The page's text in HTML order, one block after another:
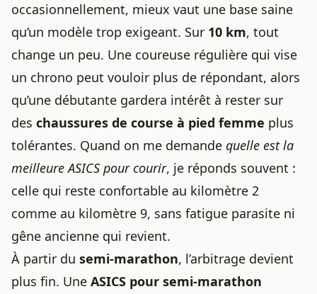
occasionnellement, mieux vaut une base saine
qu’un modèle trop exigeant. Sur 10 km, tout
change un peu. Une coureuse régulière qui vise
un chrono peut vouloir plus de répondant, alors
qu’une débutante gardera intérêt à rester sur
des chaussures de course à pied femme plus
tolérantes. Quand on me demande quelle est la
meilleure ASICS pour courir, je réponds souvent :
celle qui reste confortable au kilomètre 2
comme au kilomètre 9, sans fatigue parasite ni
gêne ancienne qui revient.
À partir du semi-marathon, l’arbitrage devient
plus fin. Une ASICS pour semi-marathon